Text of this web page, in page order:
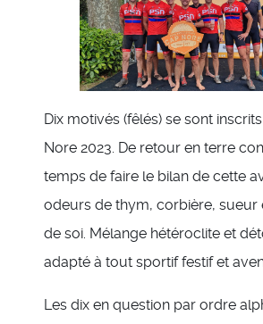
Dix motivés (fêlés) se sont
Nore 2023. De retour en terre
temps de faire le bilan de cette
odeurs de thym, corbière, sueur
de soi. Mélange hétéroclite et
adapté à tout sportif festif et
Les dix en question par ordre